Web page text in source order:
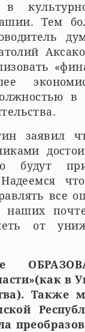
Тем
в
заявил
будут
все
наших
от
в
Также